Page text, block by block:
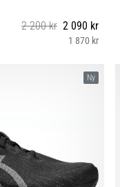
2 200 kr 2 090 kr
1 870 kr
Ny